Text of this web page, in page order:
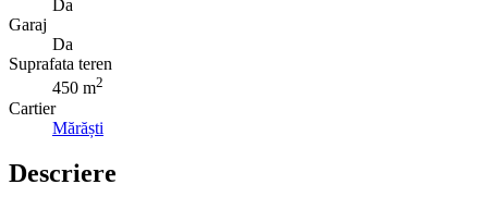
Da
Garaj
Da
Suprafata teren
450 m2
Cartier
Mărăști
Descriere